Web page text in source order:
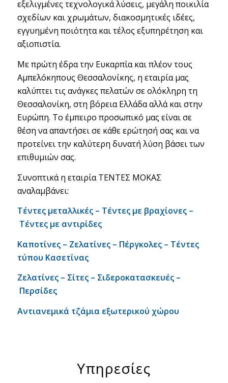
εξελιγμένες τεχνολογικά λύσεις, μεγάλη ποικιλία
σχεδίων και χρωμάτων, διακοσμητικές ιδέες,
εγγυημένη ποιότητα και τέλος εξυπηρέτηση και
αξιοπιστία.
Με πρώτη έδρα την Ευκαρπία και πλέον τους
Αμπελόκηπους Θεσσαλονίκης, η εταιρία μας
καλύπτει τις ανάγκες πελατών σε ολόκληρη τη
Θεσσαλονίκη, στη βόρεια Ελλάδα αλλά και στην
Ευρώπη. Το έμπειρο προσωπικό μας είναι σε
θέση να απαντήσει σε κάθε ερώτησή σας και να
προτείνει την καλύτερη δυνατή λύση βάσει των
επιθυμιών σας.
Συνοπτικά η εταιρία ΤΕΝΤΕΣ ΜΟΚΑΣ
αναλαμβάνει:
Τέντες μεταλλικές – Τέντες με βραχίονες –
Τέντες με αντιρίδες
Καποτίνες – Ζελατίνες – Πέργκολες– Τέντες
τύπου Κασετίνας
Ζελατίνες – Σίτες – Σιδεροκατασκευές –
Περσίδες
Αντιανεμικά τζάμια εξωτερικού χώρου
Υπηρεσίες